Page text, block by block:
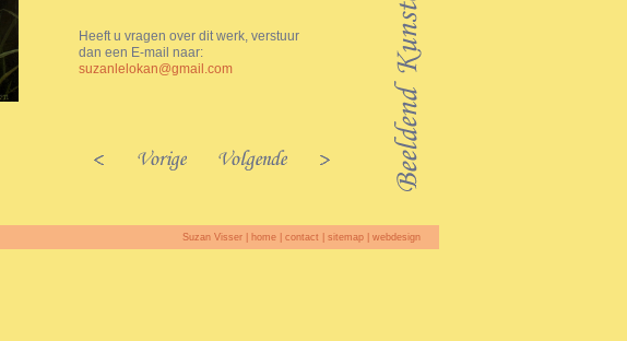
Heeft u vragen over dit werk, verstuur
dan een E-mail naar:
suzanlelokan@gmail.com
Suzan Visser | home contact sitemap webdesign